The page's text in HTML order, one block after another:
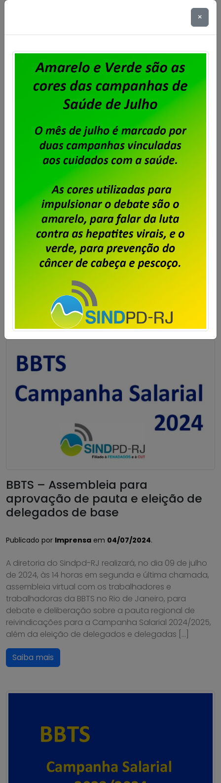
BBTS – Eleição dos membros da
Publicado porImprensaem03/10/2024.
A diretoria do Sindpd-RJ convoca todos os
trabalhadores e trabalhadoras da BBTS (BB
TECNOLOGIA E SERVIÇOS,) no estado do Rio de Janeiro
para eleição dos membros da OLT (Organização por
Local de Trabalho), para mandato de dois (dois)
anos, com início no dia 12 de novembro de 2024 e
término em 11 de novembro de […]
Saiba mais
BBTS – Assembleia para
aprovação de pauta e eleição de
delegados de base
Publicado por Imprensa em 04/07/2024.
A diretoria do Sindpd-RJ realizará, no dia 09 de julho
de 2024, às 14 horas em segunda e última chamada,
assembleia virtual com os trabalhadores e
trabalhadoras da BBTS no Rio de Janeiro, para
debate e deliberação sobre a pauta regional de
reivindicações para a Campanha Salarial 2024/2025,
além da eleição de delegados e delegadas […]
Saiba mais
×